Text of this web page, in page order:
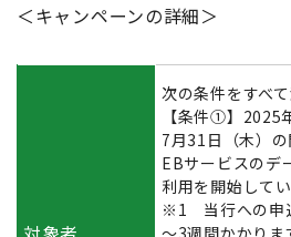
＜キャンペーンの詳細＞
次の条件をすべ
【条件①】2025
7月31日（木）
EBサービスのデ
利用を開始して
※1 当行への申
～3週間かかりま